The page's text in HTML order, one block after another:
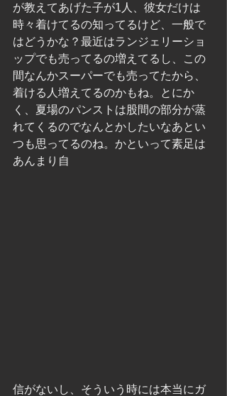
が教えてあげた子が1人、彼女だけは
時々着けてるの知ってるけど、一般で
はどうかな？最近はランジェリーショ
ップでも売ってるの増えてるし、この
間なんかスーパーでも売ってたから、
着ける人増えてるのかもね。とにか
く、夏場のパンストは股間の部分が蒸
れてくるのでなんとかしたいなあとい
つも思ってるのね。かといって素足は
あんまり自
信がないし、そういう時には本当にガ